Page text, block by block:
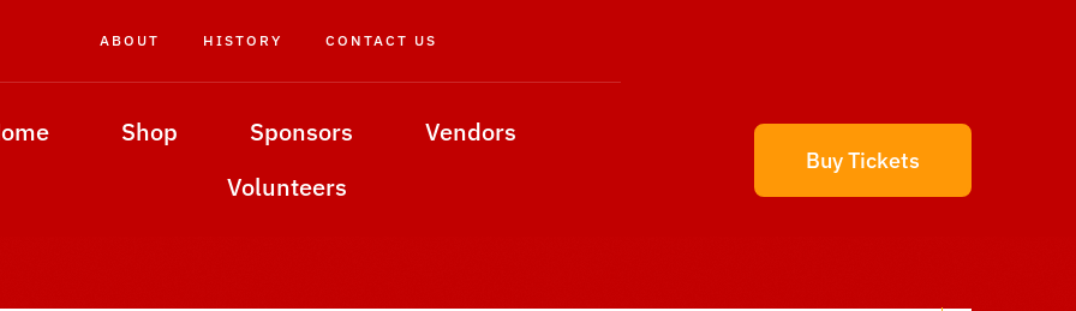
ABOUT HISTORY CONTACT US
Shop Sponsors
Vendors
Volunteers
Buy Tickets